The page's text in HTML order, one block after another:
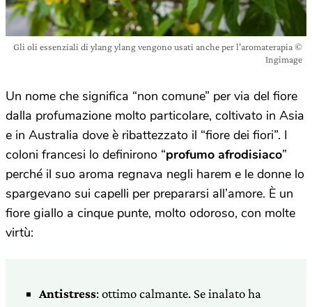
Gli oli essenziali di ylang ylang vengono usati anche per l’aromaterapia ©
Ingimage
Un nome che significa “non comune” per via del fiore
dalla profumazione molto particolare, coltivato in Asia
e in Australia dove è ribattezzato il “fiore dei fiori”. I
coloni francesi lo definirono “profumo afrodisiaco”
perché il suo aroma regnava negli harem e le donne lo
spargevano sui capelli per prepararsi all’amore. È un
fiore giallo a cinque punte, molto odoroso, con molte
virtù:
Antistress: ottimo calmante. Se inalato ha